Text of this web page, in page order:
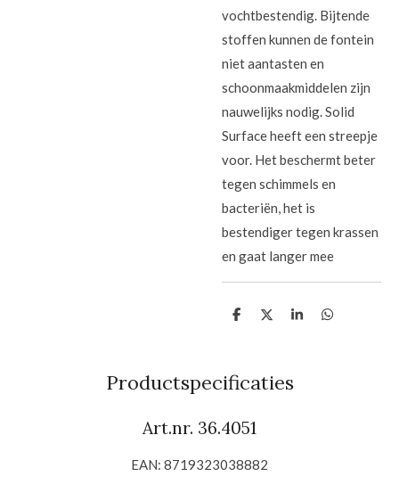
vochtbestendig. Bijtende
stoffen kunnen de fontein
niet aantasten en
schoonmaakmiddelen zijn
nauwelijks nodig. Solid
Surface heeft een streepje
voor. Het beschermt beter
tegen schimmels en
bacteriën, het is
bestendiger tegen krassen
en gaat langer mee
D
n
D
S
D
Productspecificaties
Art.nr. 36.4051
EAN: 8719323038882